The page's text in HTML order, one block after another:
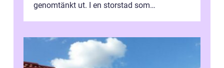
genomtänkt ut. I en storstad som